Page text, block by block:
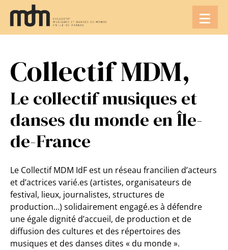
contenu
Collectif MDM,
Le collectif musiques et
danses du monde en Île-
de-France
Le Collectif MDM IdF est un réseau francilien d’acteurs
et d’actrices varié.es (artistes, organisateurs de
festival, lieux, journalistes, structures de
production…) solidairement engagé.es à défendre
une égale dignité d’accueil, de production et de
diffusion des cultures et des répertoires des
musiques et des danses dites « du monde ».